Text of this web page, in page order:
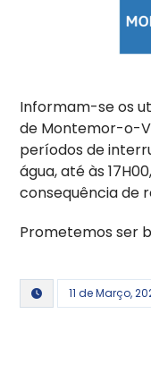
Informam-se os
de Montemor-o-
períodos de
água, até às
consequência de
Prometemos ser
11 de Março,